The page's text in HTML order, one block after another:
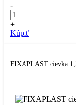
-
+
Kúpiť
FIXAPLAST cievka